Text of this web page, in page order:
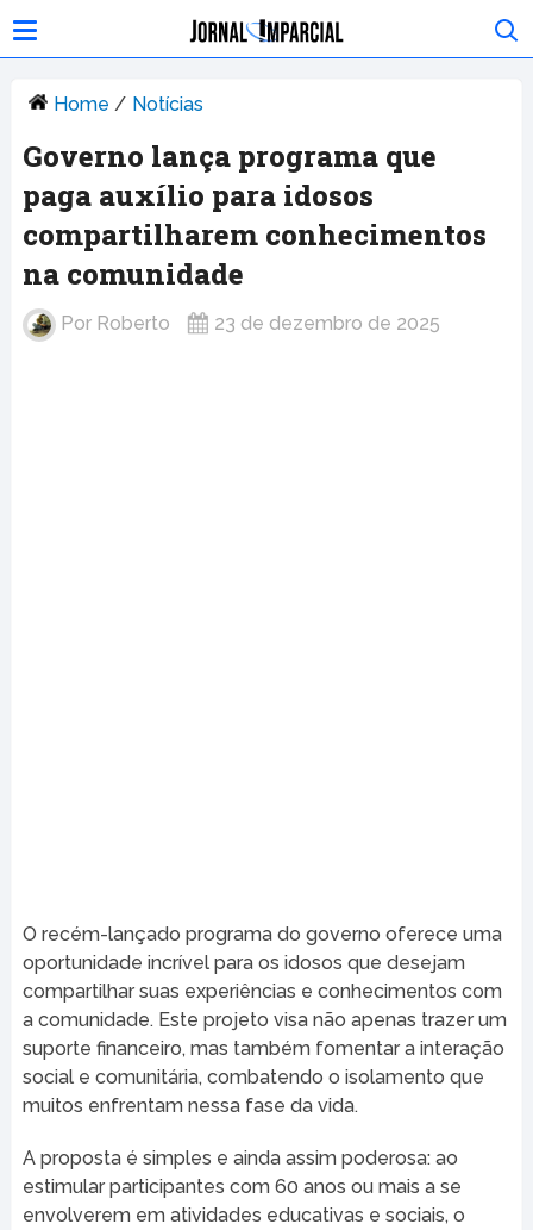
Home / Notícias
Governo lança programa que
paga auxílio para idosos
compartilharem conhecimentos
na comunidade
Por Roberto 23 de dezembro de 2025
O recém-lançado programa do governo oferece uma
oportunidade incrível para os idosos que desejam
compartilhar suas experiências e conhecimentos com
a comunidade. Este projeto visa não apenas trazer um
suporte financeiro, mas também fomentar a interação
social e comunitária, combatendo o isolamento que
muitos enfrentam nessa fase da vida.
A proposta é simples e ainda assim poderosa: ao
estimular participantes com 60 anos ou mais a se
envolverem em atividades educativas e sociais, o